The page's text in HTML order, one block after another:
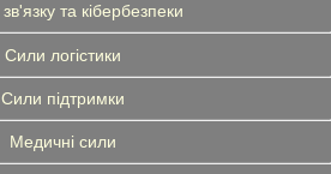
зв'язку та кібербезпеки
Сили логістики
Сили підтримки
Медичні сили